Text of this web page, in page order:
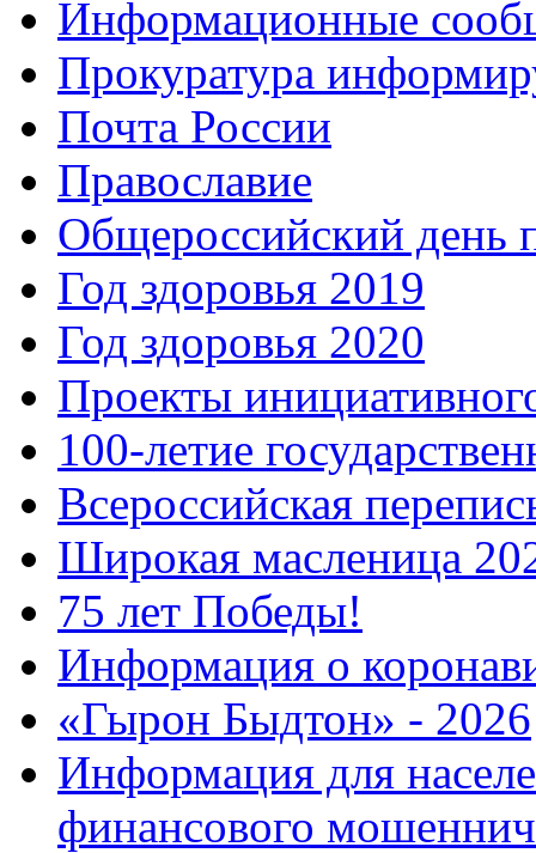
Информационные
Прокуратура
Почта России
Православие
Общероссийский день
Год здоровья 2019
Год здоровья 2020
Проекты
100-летие
Всероссийская
Широкая масленица
75 лет Победы!
Информация о
«Гырон Быдтон» - 2026
Информация для
финансового